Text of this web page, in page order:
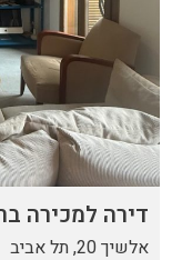
דירה למכירה
אלשיך 20, תל אביב